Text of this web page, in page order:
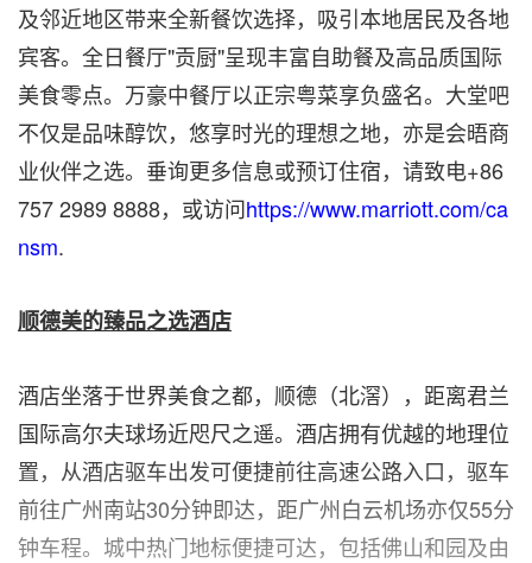
及邻近地区带来全新餐饮选择，吸引本地居民及各地
宾客。全日餐厅"贡厨"呈现丰富自助餐及高品质国际
美食零点。万豪中餐厅以正宗粤菜享负盛名。大堂吧
不仅是品味醇饮，悠享时光的理想之地，亦是会晤商
业伙伴之选。垂询更多信息或预订住宿，请致电+86
757 2989 8888，或访问https://www.marriott.com/ca
nsm.
顺德美的臻品之选酒店
酒店坐落于世界美食之都，顺德（北滘），距离君兰
国际高尔夫球场近咫尺之遥。酒店拥有优越的地理位
置，从酒店驱车出发可便捷前往高速公路入口，驱车
前往广州南站30分钟即达，距广州白云机场亦仅55分
钟车程。城中热门地标便捷可达，包括佛山和园及由